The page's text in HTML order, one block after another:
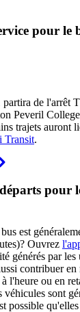
pour le
de l'arrêt
Peveril
trajets auront
Transit.
pour
est
Ouvrez
générés par les
contribuer
l'heure ou en
sont
possible